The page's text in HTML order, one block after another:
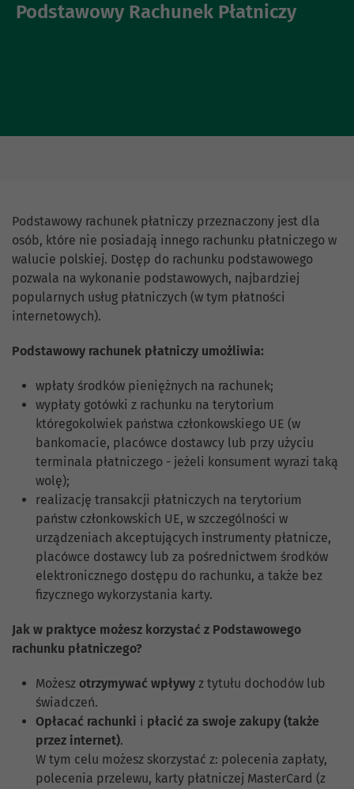
Podstawowy Rachunek Płatniczy
Podstawowy rachunek płatniczy przeznaczony jest dla
osób, które nie posiadają innego rachunku płatniczego w
walucie polskiej. Dostęp do rachunku podstawowego
pozwala na wykonanie podstawowych, najbardziej
popularnych usług płatniczych (w tym płatności
internetowych).
Podstawowy rachunek płatniczy umożliwia:
wpłaty środków pieniężnych na rachunek;
wypłaty gotówki z rachunku na terytorium
któregokolwiek państwa członkowskiego UE (w
bankomacie, placówce dostawcy lub przy użyciu
terminala płatniczego - jeżeli konsument wyrazi taką
wolę);
realizację transakcji płatniczych na terytorium
państw członkowskich UE, w szczególności w
urządzeniach akceptujących instrumenty płatnicze,
placówce dostawcy lub za pośrednictwem środków
elektronicznego dostępu do rachunku, a także bez
fizycznego wykorzystania karty.
Jak w praktyce możesz korzystać z Podstawowego
rachunku płatniczego?
Możesz otrzymywać wpływy z tytułu dochodów lub
świadczeń.
Opłacać rachunki i płacić za swoje zakupy (także
przez internet).
W tym celu możesz skorzystać z: polecenia zapłaty,
polecenia przelewu, karty płatniczej MasterCard (z